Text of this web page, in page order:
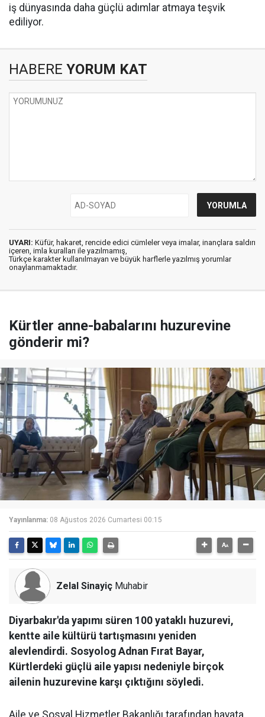
iş dünyasında daha güçlü adımlar atmaya teşvik
ediliyor.
HABERE YORUM KAT
UYARI: Küfür, hakaret, rencide edici cümleler veya imalar, inançlara saldırı
içeren, imla kuralları ile yazılmamış,
Türkçe karakter kullanılmayan ve büyük harflerle yazılmış yorumlar
onaylanmamaktadır.
Kürtler anne-babalarını huzurevine
gönderir mi?
Yayınlanma: 08 Ağustos 2026 Cumartesi 00:15
Zelal Sinayiç Muhabir
Diyarbakır'da yapımı süren 100 yataklı huzurevi,
kentte aile kültürü tartışmasını yeniden
alevlendirdi. Sosyolog Adnan Fırat Bayar,
Kürtlerdeki güçlü aile yapısı nedeniyle birçok
ailenin huzurevine karşı çıktığını söyledi.
Aile ve Sosyal Hizmetler Bakanlığı tarafından hayata